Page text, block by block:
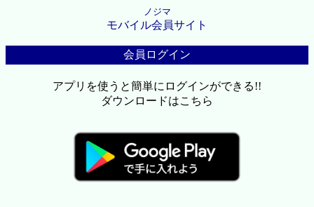
ノジマ
モバイル会員サイト
会員ログイン
アプリを使うと簡単にログインができる!!
ダウンロードはこちら